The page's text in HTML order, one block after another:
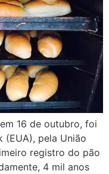
16 de outubro, foi
(EUA), pela União
registro do pão
4 mil anos